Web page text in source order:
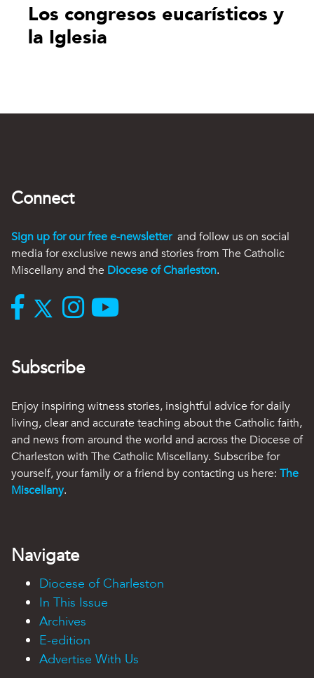
Los congresos eucarísticos y
la Iglesia
Connect
Sign up for our free e-newsletter and follow us on social
media for exclusive news and stories from The Catholic
Miscellany and the Diocese of Charleston.
Subscribe
Enjoy inspiring witness stories, insightful advice for daily
living, clear and accurate teaching about the Catholic faith,
and news from around the world and across the Diocese of
Charleston with The Catholic Miscellany. Subscribe for
yourself, your family or a friend by contacting us here: The
Miscellany.
Navigate
Diocese of Charleston
In This Issue
Archives
E-edition
Advertise With Us